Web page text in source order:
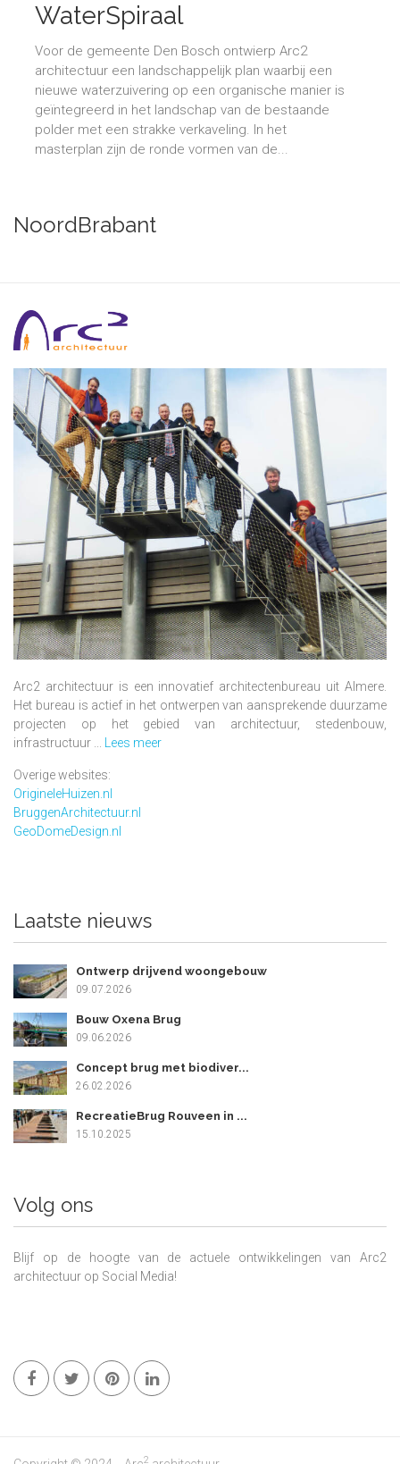
WaterSpiraal
Voor de gemeente Den Bosch ontwierp Arc2
architectuur een landschappelijk plan waarbij een
nieuwe waterzuivering op een organische manier is
geïntegreerd in het landschap van de bestaande
polder met een strakke verkaveling. In het
masterplan zijn de ronde vormen van de...
NoordBrabant
Arc2 architectuur is een innovatief architectenbureau uit Almere.
Het bureau is actief in het ontwerpen van aansprekende duurzame
projecten op het gebied van architectuur, stedenbouw,
infrastructuur ...
Lees meer
Overige websites:
OrigineleHuizen.nl
BruggenArchitectuur.nl
GeoDomeDesign.nl
Laatste nieuws
Ontwerp drijvend woongebouw
09.07.2026
Bouw Oxena Brug
09.06.2026
Concept brug met biodiver...
26.02.2026
RecreatieBrug Rouveen in ...
15.10.2025
Volg ons
Blijf op de hoogte van de actuele ontwikkelingen van Arc2
architectuur op Social Media!
2